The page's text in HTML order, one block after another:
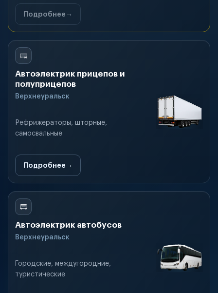
Подробнее
Автоэлектрик прицепов и
полуприцепов
Верхнеуральск
Рефрижераторы, шторные,
самосвальные
Подробнее
Автоэлектрик автобусов
Верхнеуральск
Городские, междугородние,
туристические